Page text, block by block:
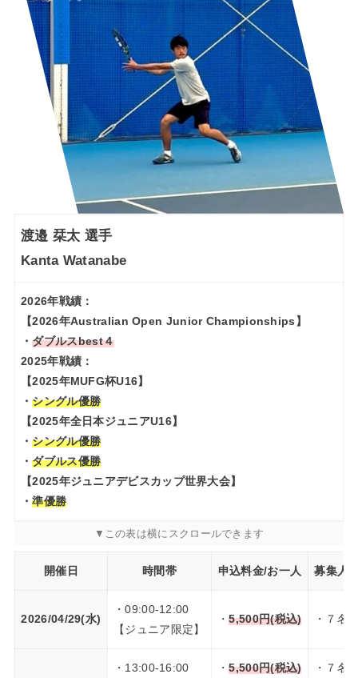
渡邉 栞太 選手
Kanta Watanabe
2026年戦績：
【2026年Australian Open Junior Championships】
・ダブルスbest４
2025年戦績：
【2025年MUFG杯U16】
・シングル優勝
【2025年全日本ジュニアU16】
・シングル優勝
・ダブルス優勝
【2025年ジュニアデビスカップ世界大会】
・準優勝
開催日 時間帯 申込料金/お一人 募集人
2026/04/29(水)
・09:00-12:00
【ジュニア限定】
・5,500円(税込) ・７名
・13:00-16:00 ・5,500円(税込) ・７名